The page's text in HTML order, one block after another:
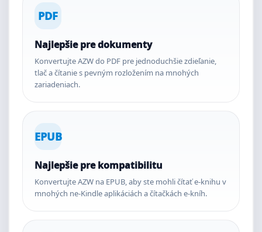
PDF
Najlepšie pre dokumenty
Konvertujte AZW do PDF pre jednoduchšie zdieľanie,
tlač a čítanie s pevným rozložením na mnohých
zariadeniach.
EPUB
Najlepšie pre kompatibilitu
Konvertujte AZW na EPUB, aby ste mohli čítať e-knihu v
mnohých ne-Kindle aplikáciách a čítačkách e-kníh.